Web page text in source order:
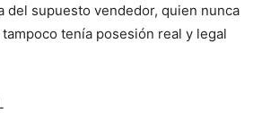
del supuesto vendedor, quien nunca
tenía posesión real y legal